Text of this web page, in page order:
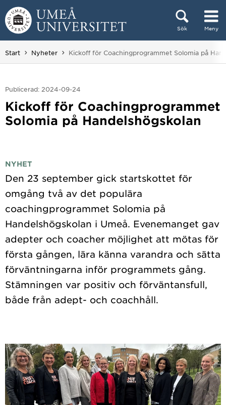
Hoppa direkt till innehållet
Sök Meny
Huvudmenyn dold.
Start Nyheter Du är här:
Kickoff för Coachingprogrammet Solomia på
Publicerad: 2024-09-24
Kickoff för Coachingprogrammet
Solomia på Handelshögskolan
NYHET
Den 23 september gick startskottet för
omgång två av det populära
coachingprogrammet Solomia på
Handelshögskolan i Umeå. Evenemanget gav
adepter och coacher möjlighet att mötas för
första gången, lära känna varandra och sätta
förväntningarna inför programmets gång.
Stämningen var positiv och förväntansfull,